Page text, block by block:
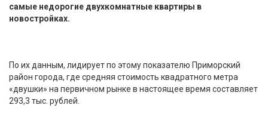
самые недорогие двухкомнатные квартиры в
новостройках.
По их данным, лидирует по этому показателю Приморский
район города, где средняя стоимость квадратного метра
«двушки» на первичном рынке в настоящее время составляет
293,3 тыс. рублей.